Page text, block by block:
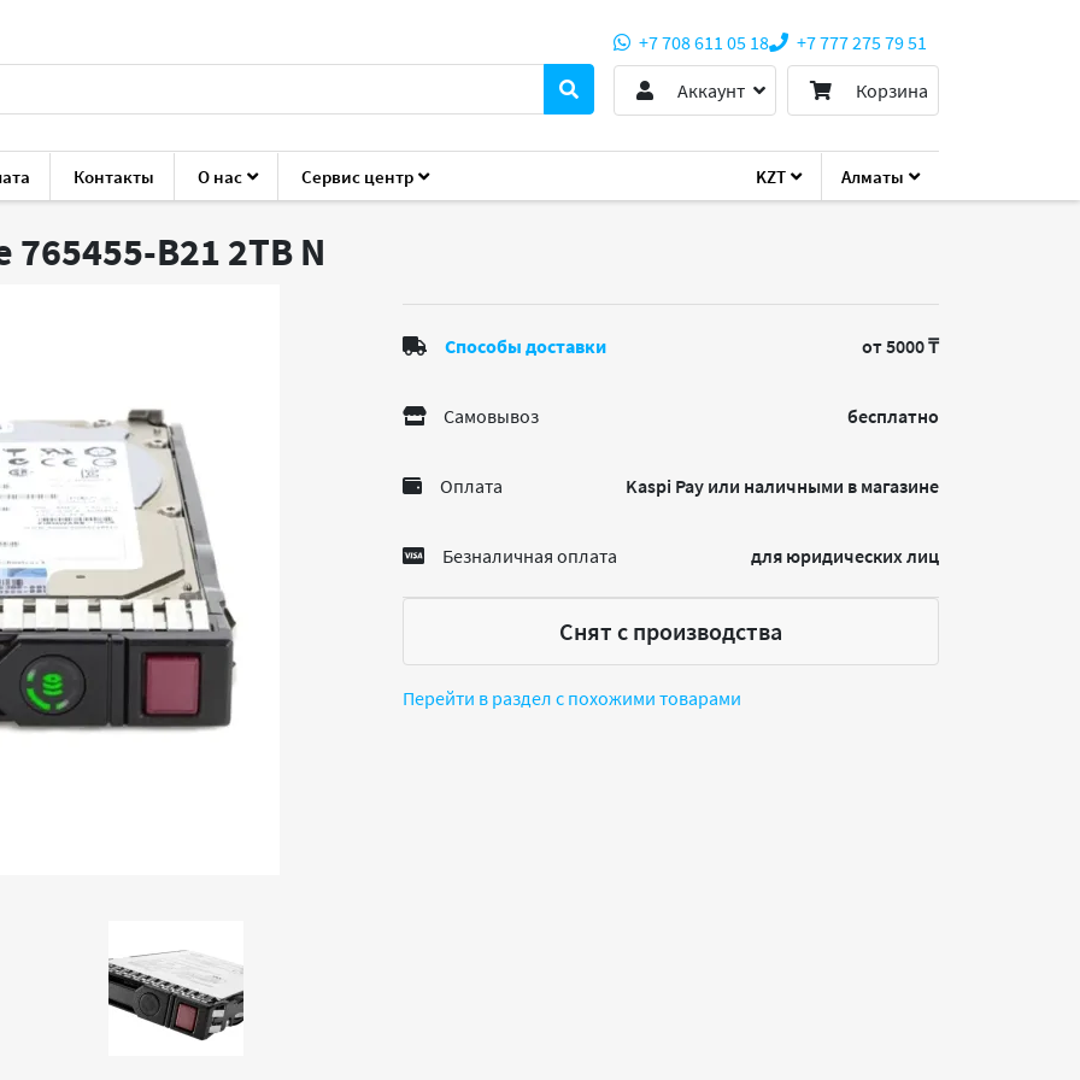
KZT Алматы
+7 708 611 05 18
+7 777 275 79 51
Аккаунт
Корзина
Контакты О нас Сервис центр
для серверов Накопители HDD/SSD HP Enterprise 765455-B21 2TB
765455-B21 2TB N
Способы доставки от 5000 ₸
Самовывоз бесплатно
Оплата Kaspi Pay или наличными в магазине
Безналичная оплата для юридических лиц
Снят с производства
Перейти в раздел с похожими товарами